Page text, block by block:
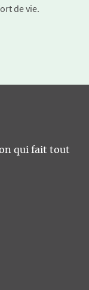
de vie.
qui fait tout